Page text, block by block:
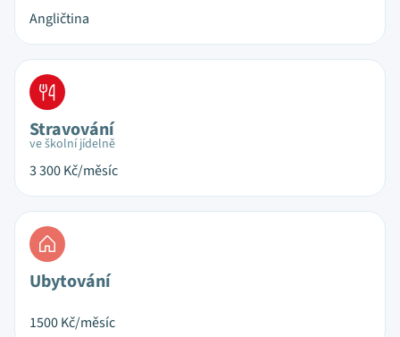
Angličtina
Stravování
ve školní jídelně
3 300Kč/měsíc
Ubytování
1500Kč/měsíc